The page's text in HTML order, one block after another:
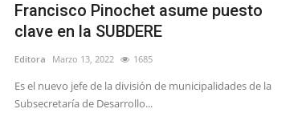
Francisco Pinochet asume puesto
clave en la SUBDERE
Editora Marzo 13, 2022 1685
Es el nuevo jefe de la división de municipalidades de la
Subsecretaría de Desarrollo...